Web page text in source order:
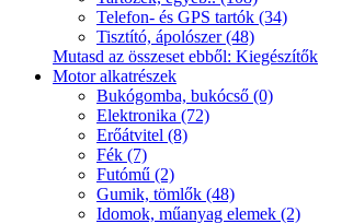
Telefon- és GPS tartók (34)
Tisztító, ápolószer (48)
Mutasd az összeset ebből: Kiegészítők
Motor alkatrészek
Bukógomba, bukócső (0)
Elektronika (72)
Erőátvitel (8)
Fék (7)
Futómű (2)
Gumik, tömlők (48)
Idomok, műanyag elemek (2)